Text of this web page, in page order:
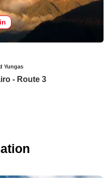
Yungas
- Route 3